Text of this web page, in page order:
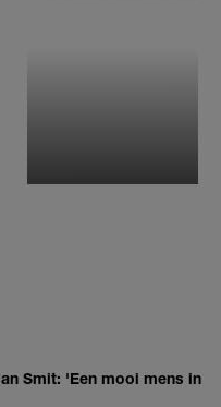
Smit: 'Een mooi mens in